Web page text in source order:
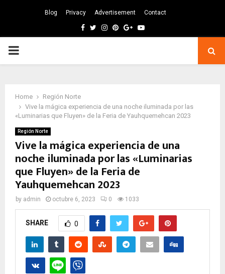
Blog Privacy Advertisement Contact
Facebook
TwitterInstagram
Pinterest
GoogleYoutube
PRIMARY
Home
Región Norte
Vive la mágica experiencia de una noche iluminada por las
«Luminarias que Fluyen» de la Feria de Yauhquemehcan 2023
Región Norte
Vive la mágica experiencia de una
noche iluminada por las «Luminarias
que Fluyen» de la Feria de
Yauhquemehcan 2023
by admin octubre 6, 2023 0 1033
SHARE 0